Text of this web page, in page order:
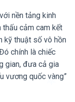
với nền tảng kinh
cảm cam kết
kỹ thuật số vô hồn
chính là chiếc
gian, đưa cả gia
vương quốc vàng”